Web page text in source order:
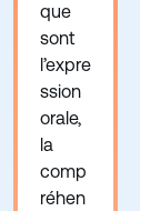
que
sont
l’expre
ssion
orale,
la
comp
réhen